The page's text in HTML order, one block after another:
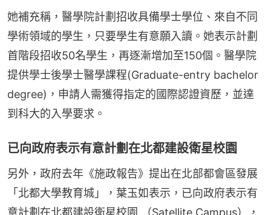
她補充稱，醫學院計劃招收具備學士學位、來自不同
學術領域的學生，只要學生有意願入讀。她表示計劃
首階段招收50名學生，再逐漸增加至150個。醫學院
提供學士後學士醫學課程(Graduate-entry bachelor
degree)，申請人需獲得指定的國際認證資歷，並達
到科大的入學要求。
已向政府表示有意計劃在北都建設衛星校園
另外，政府去年《施政報告》提出在北部都會區發展
「北都大學教育城」，葉玉如表示，已向政府表示有
意計劃在北都建設衛星校園 （Satellite Campus），